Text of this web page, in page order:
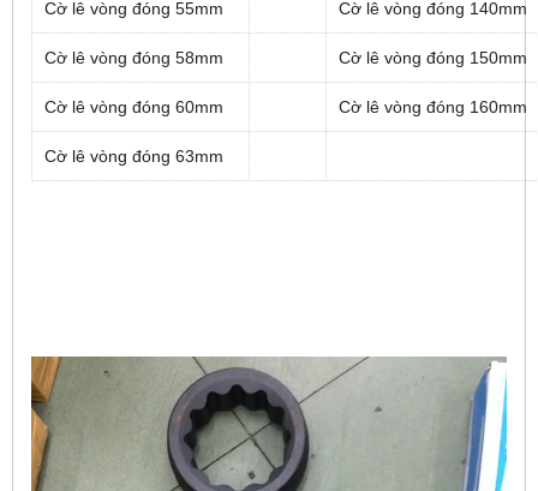
Cờ lê vòng đóng 55mm Cờ lê vòng đóng 140mm
Cờ lê vòng đóng 58mm Cờ lê vòng đóng 150mm
Cờ lê vòng đóng 60mm Cờ lê vòng đóng 160mm
Cờ lê vòng đóng 63mm